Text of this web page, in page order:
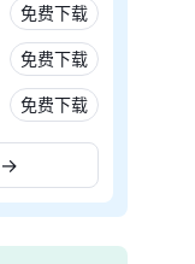
免费下载
免费下载
免费下载
→